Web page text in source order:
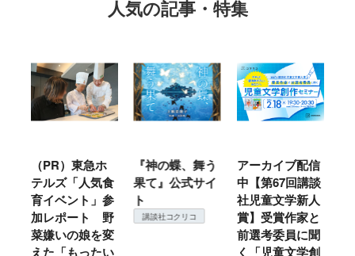
人気の記事・特集
（PR）東急ホ
テルズ「人気食
育イベント」参
加レポート 野
菜嫌いの娘を変
えた「もったい
『神の蝶、舞う
果て』公式サイ
ト
講談社コクリコ
アーカイブ配信
中【第67回講談
社児童文学新人
賞】受賞作家と
前選考委員に聞
く「児童文学創